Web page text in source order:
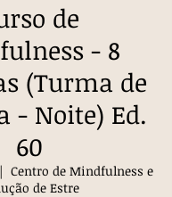
de
- 8
(Turma de
- Noite) Ed.
60
Centro de Mindfulness e
de Estre